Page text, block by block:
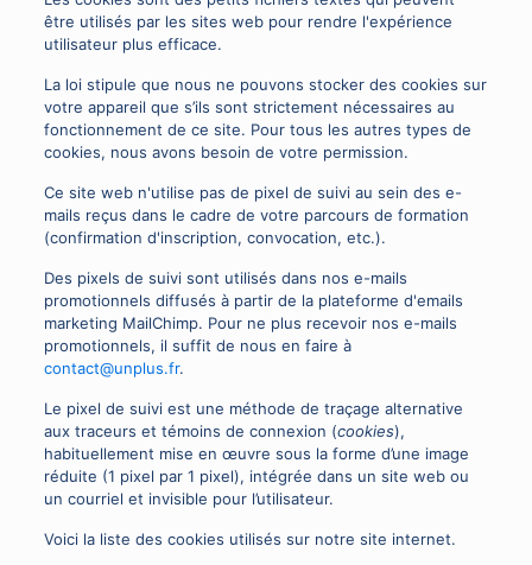
être utilisés par les sites web pour rendre l'expérience
utilisateur plus efficace.
La loi stipule que nous ne pouvons stocker des cookies sur
votre appareil que s’ils sont strictement nécessaires au
fonctionnement de ce site. Pour tous les autres types de
cookies, nous avons besoin de votre permission.
Ce site web n'utilise pas de pixel de suivi au sein des e-
mails reçus dans le cadre de votre parcours de formation
(confirmation d'inscription, convocation, etc.).
Des pixels de suivi sont utilisés dans nos e-mails
promotionnels diffusés à partir de la plateforme d'emails
marketing MailChimp. Pour ne plus recevoir nos e-mails
promotionnels, il suffit de nous en faire à
contact@unplus.fr.
Le pixel de suivi est une méthode de traçage alternative
aux traceurs et témoins de connexion (cookies),
habituellement mise en œuvre sous la forme d’une image
réduite (1 pixel par 1 pixel), intégrée dans un site web ou
un courriel et invisible pour l’utilisateur.
Voici la liste des cookies utilisés sur notre site internet.